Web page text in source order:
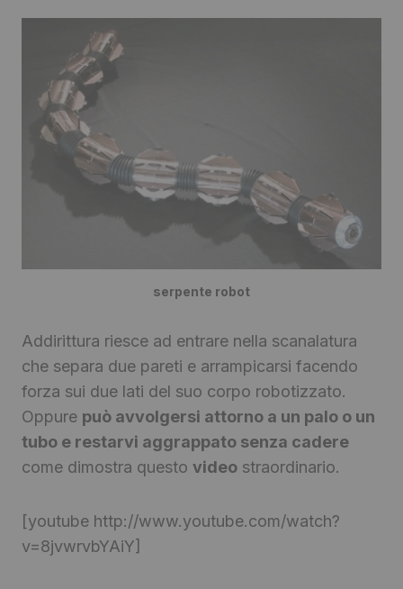
serpente robot
Addirittura riesce ad entrare nella scanalatura
che separa due pareti e arrampicarsi facendo
forza sui due lati del suo corpo robotizzato.
Oppure può avvolgersi attorno a un palo o un
tubo e restarvi aggrappato senza cadere
come dimostra questo video straordinario.
[youtube http://www.youtube.com/watch?
v=8jvwrvbYAiY]